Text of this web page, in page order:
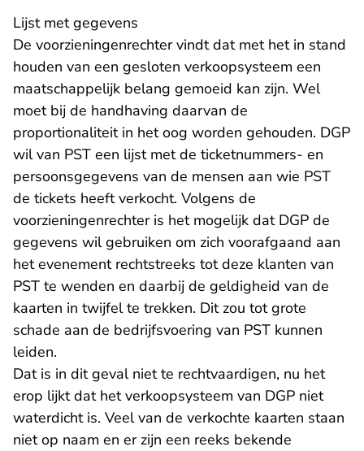
Lijst met gegevens
De voorzieningenrechter vindt dat met het in stand
houden van een gesloten verkoopsysteem een
maatschappelijk belang gemoeid kan zijn. Wel
moet bij de handhaving daarvan de
proportionaliteit in het oog worden gehouden. DGP
wil van PST een lijst met de ticketnummers- en
persoonsgegevens van de mensen aan wie PST
de tickets heeft verkocht. Volgens de
voorzieningenrechter is het mogelijk dat DGP de
gegevens wil gebruiken om zich voorafgaand aan
het evenement rechtstreeks tot deze klanten van
PST te wenden en daarbij de geldigheid van de
kaarten in twijfel te trekken. Dit zou tot grote
schade aan de bedrijfsvoering van PST kunnen
leiden.
Dat is in dit geval niet te rechtvaardigen, nu het
erop lijkt dat het verkoopsysteem van DGP niet
waterdicht is. Veel van de verkochte kaarten staan
niet op naam en er zijn een reeks bekende